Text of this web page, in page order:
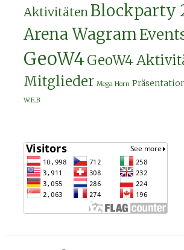
Aktivitäten Blockparty
Arena Wagram
GeoW4GeoW4
Mitglieder Mega Horn
W.E.B